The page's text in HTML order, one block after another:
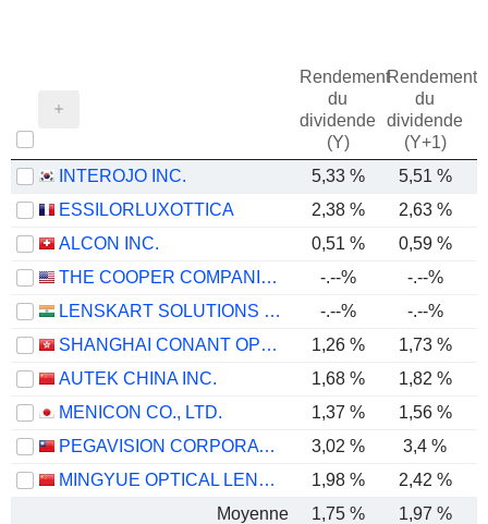
Rendement
du
dividende
(Y)
Rendement
du
dividende
(Y+1)
INTEROJO INC. 5,33 %
5,51 %
ESSILORLUXOTTICA
2,38 % 2,63 %
ALCON INC.
0,51 % 0,59 %
THE COOPER COMPANIES, INC.
-.--% -.--%
LENSKART SOLUTIONS LIMITED
-.--% -.--%
SHANGHAI CONANT OPTICAL CO., LTD.
1,26 % 1,73 %
AUTEK CHINA INC.
1,68 % 1,82 %
MENICON CO., LTD.
1,37 % 1,56 %
PEGAVISION CORPORATION
3,02 % 3,4 %
MINGYUE OPTICAL LENS CO.,LTD.
1,98 % 2,42 %
Moyenne
1,75 % 1,97 %